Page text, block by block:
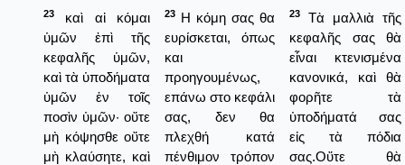
23
καὶ αἱ κόμαι
ὑμῶν ἐπὶ τῆς
κεφαλῆς ὑμῶν,
καὶ τὰ ὑποδήματα
ὑμῶν ἐν τοῖς
ποσὶν ὑμῶν· οὔτε
μὴ κόψησθε οὔτε
μὴ κλαύσητε, καὶ
23 Η κόμη σας θα
ευρίσκεται, όπως
και
προηγουμένως,
επάνω στο κεφάλι
σας, δεν θα
πλεχθή κατά
πένθιμον τρόπον
23
Τὰ μαλλιὰ τῆς
κεφαλῆς σας θὰ
εἶναι κτενισμένα
κανονικά, καὶ θὰ
φορῆτε τὰ
ὑποδήματά σας
εἰς τὰ πόδια
σας.Οὔτε θὰ